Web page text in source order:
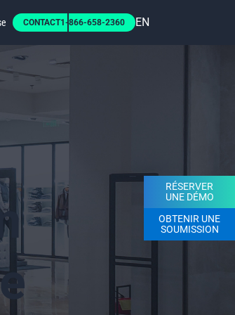
CONTACT1-866-658-2360 EN
RÉSERVER
UNE DÉMO
OBTENIR UNE
SOUMISSION